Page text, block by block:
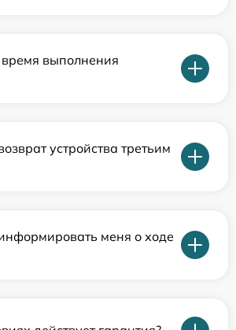
время выполнения
устройства третьим
меня о ходе